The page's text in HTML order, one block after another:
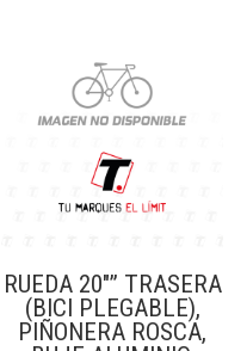
RUEDA 20″” TRASERA
(BICI PLEGABLE),
PIÑONERA ROSCA,